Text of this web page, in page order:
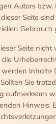
Autors bzw.
Seite
Gebrauch
Seite nicht
Inhalte
Sie
aufmerksam
Hinweis.